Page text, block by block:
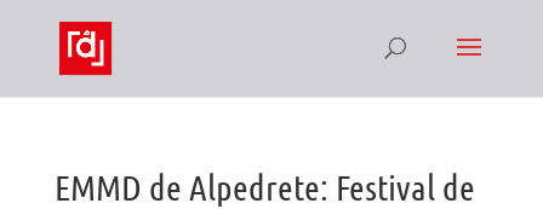
EMMD de Alpedrete: Festival de